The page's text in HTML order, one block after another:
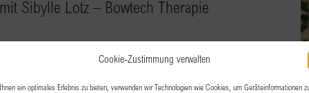
Cookie-Zustimmung verwalten
ein optimales Erlebnis zu bieten, verwenden wir Technologien wie Cookies, um Geräteinformationen
Sibylle Lotz – Bowtech Therapie
Straße 34, Innsbruck
nichts hat wirklich geholfen? Vielleicht bist du müde